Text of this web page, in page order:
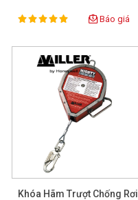
Rating:
100% Báo giá
Khóa Hãm Trượt Chống Rơi